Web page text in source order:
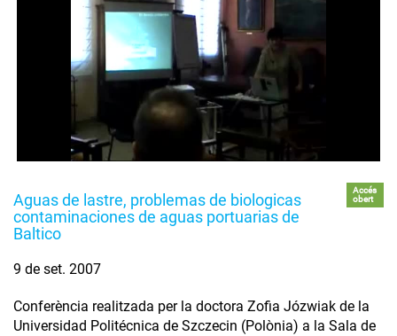
Aguas de lastre, problemas de biologicas
contaminaciones de aguas portuarias de
Baltico
Accés
obert
9 de set. 2007
Conferència realitzada per la doctora Zofia Józwiak de la
Universidad Politécnica de Szczecin (Polònia) a la Sala de